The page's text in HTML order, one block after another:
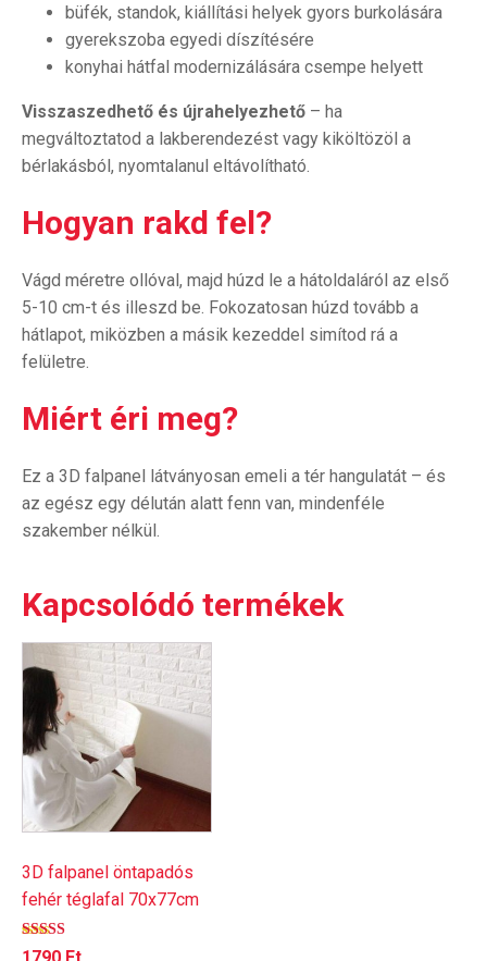
büfék, standok, kiállítási helyek gyors burkolására
gyerekszoba egyedi díszítésére
konyhai hátfal modernizálására csempe helyett
Visszaszedhető és újrahelyezhető – ha
megváltoztatod a lakberendezést vagy kiköltözöl a
bérlakásból, nyomtalanul eltávolítható.
Hogyan rakd fel?
Vágd méretre ollóval, majd húzd le a hátoldaláról az első
5-10 cm-t és illeszd be. Fokozatosan húzd tovább a
hátlapot, miközben a másik kezeddel simítod rá a
felületre.
Miért éri meg?
Ez a 3D falpanel látványosan emeli a tér hangulatát – és
az egész egy délután alatt fenn van, mindenféle
szakember nélkül.
Kapcsolódó termékek
3D falpanel öntapadós
fehér téglafal 70x77cm
Értékelés: